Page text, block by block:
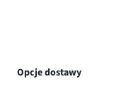
Opcje dostawy